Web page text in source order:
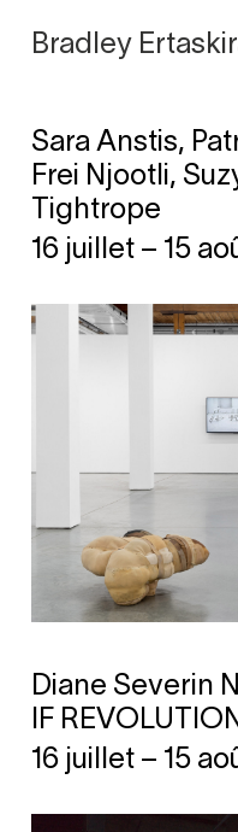
Bradley
Sara Anstis,
Frei Njootli,
Tightrope
16 juillet – 15
Diane Severin
IF
16 juillet – 15